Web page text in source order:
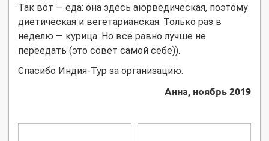
Так вот — еда: она здесь аюрведическая, поэтому
диетическая и вегетарианская. Только раз в
неделю — курица. Но все равно лучше не
переедать (это совет самой себе)).
Спасибо Индия-Тур за организацию.
Анна, ноябрь 2019